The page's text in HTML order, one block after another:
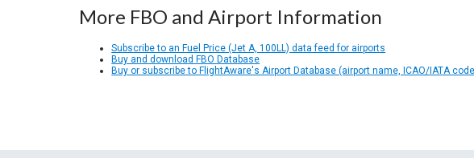
More FBO and Airport Information
Subscribe to an Fuel Price (Jet A, 100LL) data feed for airports
Buy and download FBO Database
Buy or subscribe to FlightAware's Airport Database (airport name, ICAO/IATA